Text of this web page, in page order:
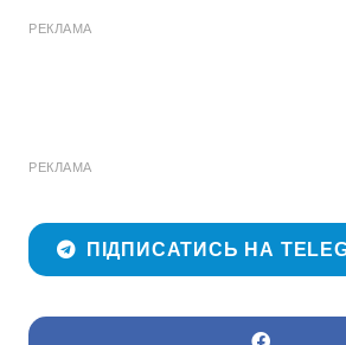
РЕКЛАМА
РЕКЛАМА
ПІДПИСАТИСЬ НА